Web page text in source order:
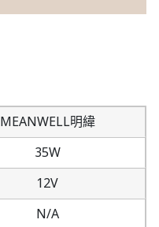
MEANWELL明緯
35W
12V
N/A